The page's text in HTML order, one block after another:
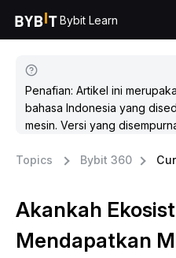
Bybit Learn
Penafian: Artikel ini
bahasa Indonesia yang
mesin. Versi yang
Topics Bybit 360
Akankah
Mendapatkan